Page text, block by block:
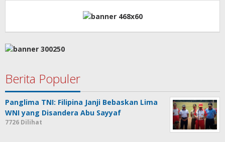
Berita Populer
Panglima TNI: Filipina Janji Bebaskan Lima
WNI yang Disandera Abu Sayyaf
7726 Dilihat